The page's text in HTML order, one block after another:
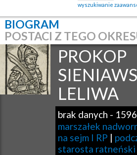
wyszukiwanie
BIOGRAM
POSTACI Z TEGO
PROKOP
LELIWA
brak danych -
marszałek
na sejm I RP |
starosta ratneński